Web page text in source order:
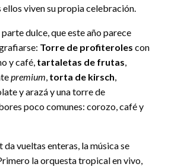
viven su propia celebración.
dulce, que este año parece
Torre de profiteroles con
y café, tartaletas de frutas,
premium, torta de kirsch,
y arazá y una torre de
poco comunes: corozo, café y
vueltas enteras, la música se
la orquesta tropical en vivo,